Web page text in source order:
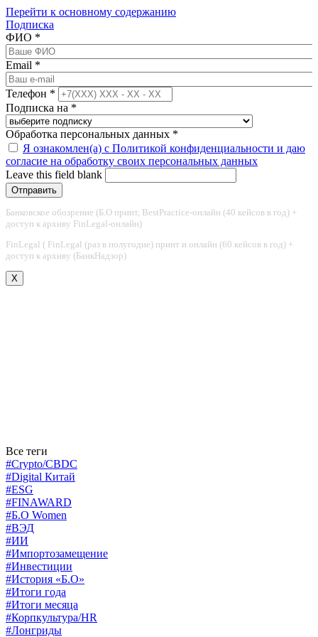
Перейти к основному содержанию
Подписка
ФИО *
Email *
Телефон *
Подписка на *
Обработка персональных данных *
Я ознакомлен(а) с Политикой конфиденциальности и даю
согласие на обработку своих персональных данных
Leave this field blank
Банковское обозрение (Б.О принт, BestPractice-онлайн (40 кейсов в год) +
доступ к архиву FinLegal-онлайн)
FinLegal ( FinLegal (раз в полугодие) принт и онлайн (60 кейсов в год) +
доступ к архиву (БанкНадзор)
X
Все теги
#Crypto/CBDC
#Digital Китай
#ESG
#FINAWARD
#Б.О Women
#ВЭД
#ИИ
#Импортозамещение
#Инвестиции
#История «Б.О»
#Итоги года
#Итоги месяца
#Корпкультура/HR
#Лонгриды